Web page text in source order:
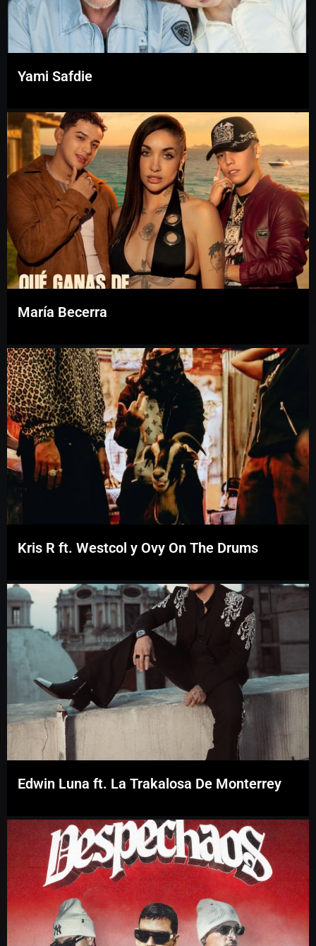
Yami Safdie
María Becerra
Kris R ft. Westcol y Ovy On The Drums
Edwin Luna ft. La Trakalosa De Monterrey